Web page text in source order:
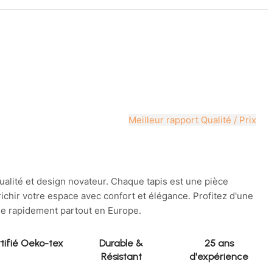
Meilleur rapport Qualité / Prix
et design novateur. Chaque tapis est une pièce
votre espace avec confort et élégance. Profitez d'une
rapidement partout en Europe.
Oeko-tex
Durable &
Résistant
25 ans
d'expérience